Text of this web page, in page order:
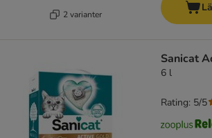
2 varianter
Sanicat
6 l
Rating: 5/5